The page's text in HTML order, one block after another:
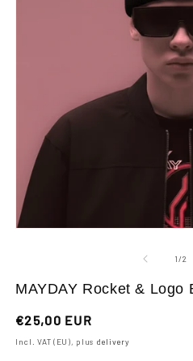
modal
1/of2
MAYDAY Rocket & Logo
Regular
price
€25,00 EUR
Incl. VAT (EU), plus delivery